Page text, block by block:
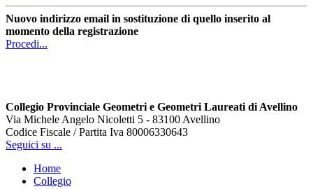
Nuovo indirizzo email in sostituzione di quello inserito al
momento della registrazione
Procedi...
Collegio Provinciale Geometri e Geometri Laureati di Avellino
Via Michele Angelo Nicoletti 5 - 83100 Avellino
Codice Fiscale / Partita Iva 80006330643
Seguici su ...
Home
Collegio